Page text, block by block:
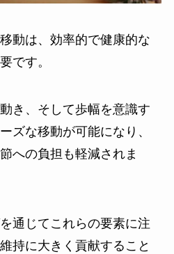
動は、効率的で健康的な
です。
き、そして歩幅を意識す
ズな移動が可能になり、
への負担も軽減されま
通じてこれらの要素に注
持に大きく貢献すること